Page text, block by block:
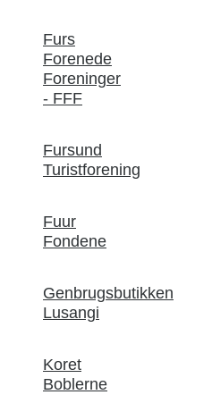
Furs
Forenede
Foreninger
- FFF
Fursund
Turistforening
Fuur
Fondene
Genbrugsbutikken
Lusangi
Koret
Boblerne